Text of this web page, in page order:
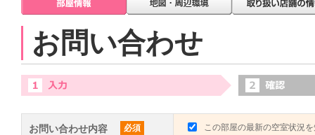
お問い合わせ
お問い合わせ内容 必須
この部屋の最新の空室状況